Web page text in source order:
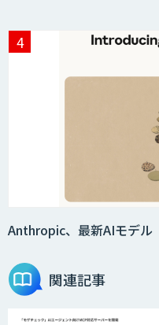
Anthropic、最新AIモデ
関連記事